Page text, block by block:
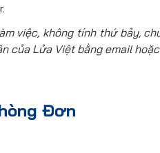
việc, không tính thứ bảy,
của Lửa Việt bằng email
Đơn